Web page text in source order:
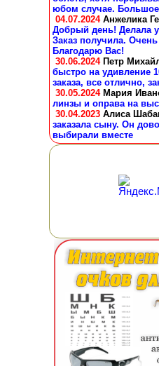
юбом случае.
04.07.2024 Анжелика
Добрый день! Делала у
Заказ получила.
Благодарю Вас!
30.06.2024 Петр
быстро на удивление
заказа, все отлично,
30.05.2024 Мария
линзы и оправа на
30.04.2023 Алиса
заказала сыну. Он
выбирали вместе